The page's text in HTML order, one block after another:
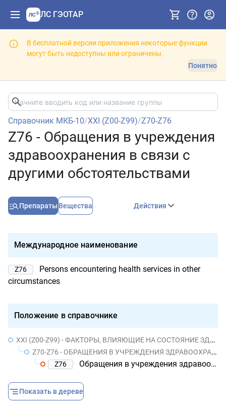
ЛС ГЭОТАР
В бесплатной версии приложения некоторые функции
могут быть недоступны или ограничены.
Понятно
Справочник МКБ-10/XXI (Z00-Z99)/Z70-Z76
Z76 - Обращения в учреждения
здравоохранения в связи с
другими обстоятельствами
Препараты Вещества Действия
Международное наименование
Z76
Persons encountering health services in other
circumstances
Положение в справочнике
XXI (Z00-Z99) - ФАКТОРЫ, ВЛИЯЮЩИЕ НА СОСТОЯНИЕ ЗДОРОВЬЯ НАСЕЛЕНИЯ И ОБРАЩЕНИЯ В УЧРЕЖДЕНИЯ ЗДРАВООХРАНЕНИЯ
Z70-Z76 - ОБРАЩЕНИЯ В УЧРЕЖДЕНИЯ ЗДРАВООХРАНЕНИЯ В СВЯЗИ С ДРУГИМИ ОБСТОЯТЕЛЬСТВАМИ
Z76
Обращения в учреждения здравоохранения в связи с другими обстоятельствами
Показать в дереве